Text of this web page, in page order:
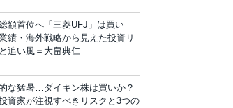
額首位へ「三菱UFJ」は買い
績・海外戦略から見えた投資リ
追い風＝大畠典仁
な猛暑…ダイキン株は買いか？
資家が注視すべきリスクと3つの